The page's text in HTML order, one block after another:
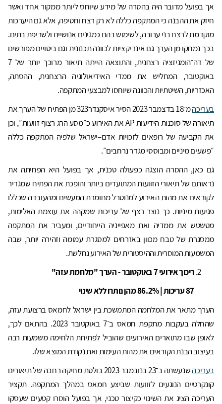
אך בפועל מדובר היה בהסרה של מידע שיוחס ליותר ממקור אחד ואשר
חיזק את ההבנה כי המתקפה כללה לא רק רצח וחטיפה, אלא גם היערכות
מוקדמת לרצח בני ערובה, לשימוש בהם כמגינים אנושיים ולשריפת בתים.
בכך נמחקו מן הערך גם אינדיקציות לכוונה תכנונית וגם ביטויים מפורשים
של דה־הומניזציה רצחנית, והתוצאה הייתה תיאור מרוכך יותר של 7
באוקטובר, המחליש את ממדי האידיאולוגיה הרצחנית, ההסתה,
האכזריות, השיטתיות והכוונה שיוחסו למבצעי המתקפה.
בעריכה
מ־18 בדצמבר 2023 הסיר איסקנדר323 מן הפתיח של הערך את
תיאורה של סוכנות הידיעות AP את האירוע כ״מסע הרג רצוף זוועות״, וכן
את הקביעה של רופאים לזכויות אדם–ישראל שלפיה המתקפה כללה
״פשעים מיניים ומבוססי מגדר נרחבים״.
גם כאן, ההסרה הוצגה כפעולה טכנית, אך בפועל היא הפחיתה את
נראותם של תיאורי הזוועות המתועדים ביותר והופכת את הפתיח שמגדיר
לקוראים את מהות האירוע למנוטרל מחומרת המעשים ומהעובדה שכללו
פגיעות מיניות. כך נוצר רצף של עריכות שמקהה את עוצמת האלימות,
מטשטש את ממדיה ואת מאפייניה הייחודיים, ומעביר את המתקפה
ממסגרת של טבח מכוון באזרחים למסגרת עמומה וזהירה יותר, שבה
המשמעות המוסרית וההיסטורית של האירוע נחלשת.
ריכוך אירועי 7 באוקטובר - הערך "מלחמת עזה"
87 עריכות | 86.2% מהן נותרו ללא שינוי
הערך מתאר את המלחמה המתמשכת בין ישראל לחמאס ברצועת עזה,
שהחלה בעקבות מתקפת חמאס ב־7 באוקטובר 2023. בהתאם לכך,
לאופן שבו מתוארים האירועים שהוביל לפתיחת הלחימה משמעות רבה
בעיצוב הבנת הקוראים את מהות העימות ואת נקודת המוצא שלו.
בעריכה
שנעשתה ב־23 בנובמבר 2023 בולטת מחיקה רחבה של תיאורים
קונקרטיים הנוגעים לזוועות שביצע חמאס במהלך המתקפה. תקציר
העריכה הציג את השינוי כקיצור טכני, אך בפועל הוסרו קטעים שעסקו